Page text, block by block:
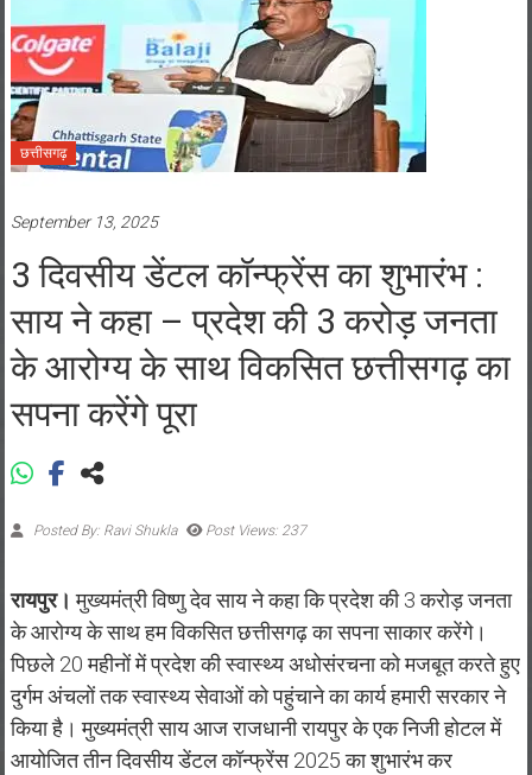
छत्तीसगढ़
September 13, 2025
3 दिवसीय डेंटल कॉन्फ्रेंस का शुभारंभ :
साय ने कहा – प्रदेश की 3 करोड़ जनता
के आरोग्य के साथ विकसित छत्तीसगढ़ का
सपना करेंगे पूरा
Posted By: Ravi Shukla Post Views: 237
रायपुर। मुख्यमंत्री विष्णु देव साय ने कहा कि प्रदेश की 3 करोड़ जनता
के आरोग्य के साथ हम विकसित छत्तीसगढ़ का सपना साकार करेंगे।
पिछले 20 महीनों में प्रदेश की स्वास्थ्य अधोसंरचना को मजबूत करते हुए
दुर्गम अंचलों तक स्वास्थ्य सेवाओं को पहुंचाने का कार्य हमारी सरकार ने
किया है। मुख्यमंत्री साय आज राजधानी रायपुर के एक निजी होटल में
आयोजित तीन दिवसीय डेंटल कॉन्फ्रेंस 2025 का शुभारंभ कर